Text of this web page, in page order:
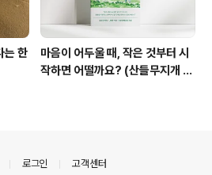
는 한
마음이 어두울 때, 작은 것부터 시
작하면 어떨까요? (산들무지개 책
로그인 고객센터